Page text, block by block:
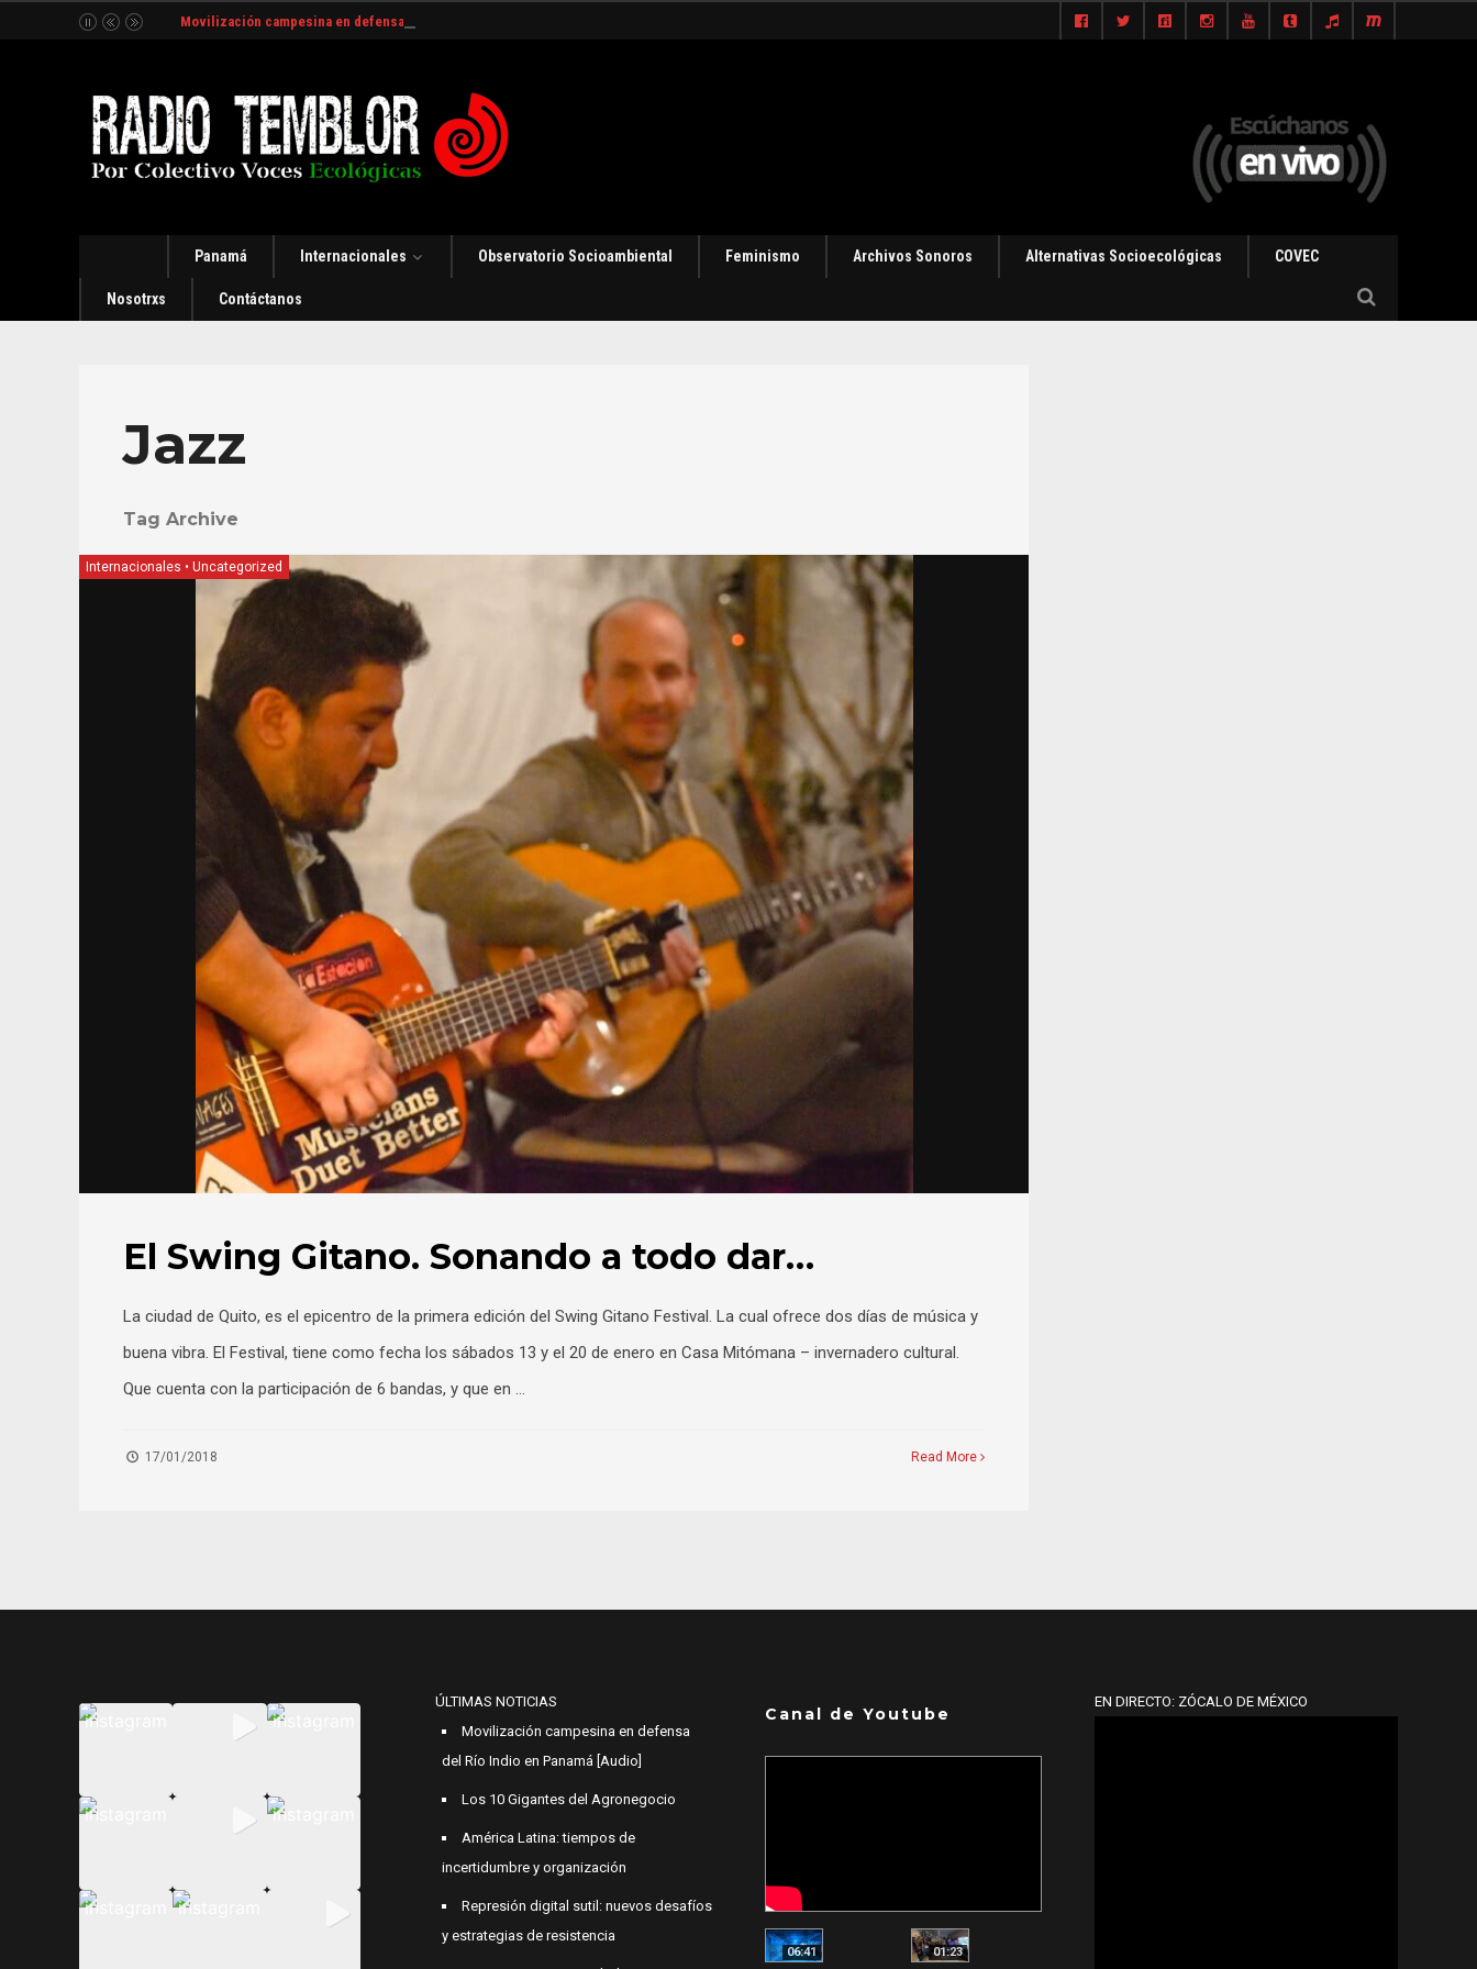
Movilización campesina en defensa del Río Indio en Panamá [Audio]
Panamá Internacionales Observatorio Socioambiental Feminismo Archivos Sonoros Alternativas Socioecológicas COVEC
Nosotrxs Contáctanos
Jazz
Tag Archive
Internacionales • Uncategorized
El Swing Gitano. Sonando a todo dar…
La ciudad de Quito, es el epicentro de la primera edición del Swing Gitano Festival. La cual ofrece dos días de música y
buena vibra. El Festival, tiene como fecha los sábados 13 y el 20 de enero en Casa Mitómana – invernadero cultural.
Que cuenta con la participación de 6 bandas, y que en …
17/01/2018 Read More
ÚLTIMAS NOTICIAS
Movilización campesina en defensa
del Río Indio en Panamá [Audio]
Los 10 Gigantes del Agronegocio
América Latina: tiempos de
incertidumbre y organización
Represión digital sutil: nuevos desafíos
y estrategias de resistencia
Canal de Youtube
06:41 01:23
EN DIRECTO: ZÓCALO DE MÉXICO